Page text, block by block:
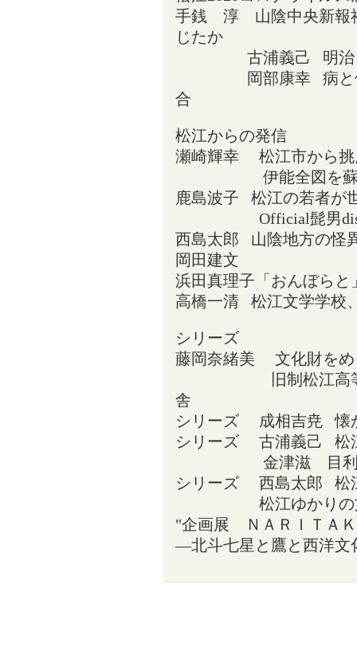
手銭 淳 山陰中央新報
じたか
古浦義己 明治・大
岡部康幸 病と信仰
合
松江からの発信
瀬崎輝幸 松江市から挑
伊能全図を蘇えら
鹿島波子 松江の若者が
Official髭男dismの
西島太郎 山陰地方の怪
岡田建文
浜田真理子「おんぼらと
高橋一清 松江文学学校
シリーズ
藤岡奈緒美 文化財をめ
旧制松江高等学
舎
シリーズ 成相吉尭 懐
シリーズ 古浦義己 松
金津滋 目利き
シリーズ 西島太郎 松
松江ゆかりの文
"企画展 ＮＡＲＩＴＡ
―北斗七星と鷹と西洋